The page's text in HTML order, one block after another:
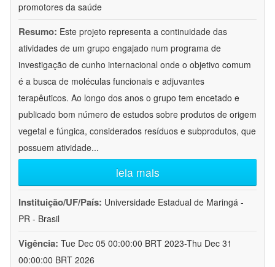
promotores da saúde
Resumo: Este projeto representa a continuidade das
atividades de um grupo engajado num programa de
investigação de cunho internacional onde o objetivo comum
é a busca de moléculas funcionais e adjuvantes
terapêuticos. Ao longo dos anos o grupo tem encetado e
publicado bom número de estudos sobre produtos de origem
vegetal e fúngica, considerados resíduos e subprodutos, que
possuem atividade...
leia mais
Instituição/UF/País: Universidade Estadual de Maringá -
PR - Brasil
Vigência: Tue Dec 05 00:00:00 BRT 2023-Thu Dec 31
00:00:00 BRT 2026